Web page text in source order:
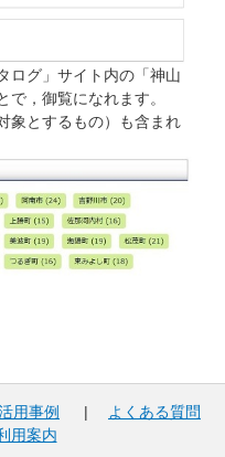
ログ」サイト内の「神山
，御覧になれます。
とするもの）も含まれ
用事例 |
よくある質問
用案内